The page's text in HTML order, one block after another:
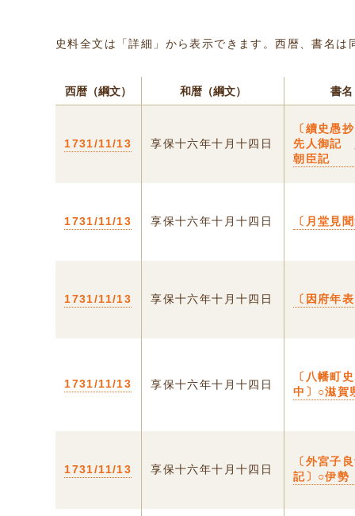
史料全文は「詳細」から表示できます。西暦、書名
西暦（綱文） 和暦（綱文） 書名
1731/11/13 享保十六年十月十四日
〔續史愚
先人御記
朝臣記
1731/11/13 享保十六年十月十四日 〔月堂見
1731/11/13 享保十六年十月十四日 〔因府年
1731/11/13 享保十六年十月十四日
〔八幡
中〕○滋賀
1731/11/13 享保十六年十月十四日
〔外宮子
記〕○伊勢